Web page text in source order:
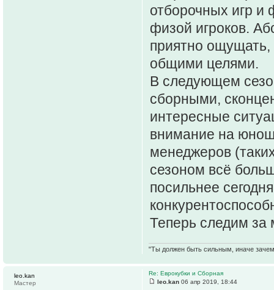
отборочных игр
физой игроков.
приятно ощущать,
общими целями.
В следующем
сборными,
интересные
внимание на
менеджеров
сезоном всё
посильнее
Теперь следим
"Ты должен быть сильным, иначе
Re: Еврокубки и Сборная
leo.kan 06 апр 2019, 18:44
leo.kan
Мастер